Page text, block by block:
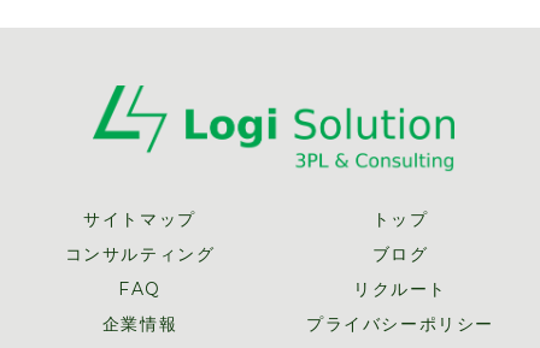
サイトマップ
トップ
コンサルティング
ブログ
FAQ
リクルート
企業情報
プライバシーポリシー